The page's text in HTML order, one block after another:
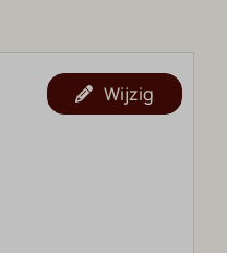
Wijzig